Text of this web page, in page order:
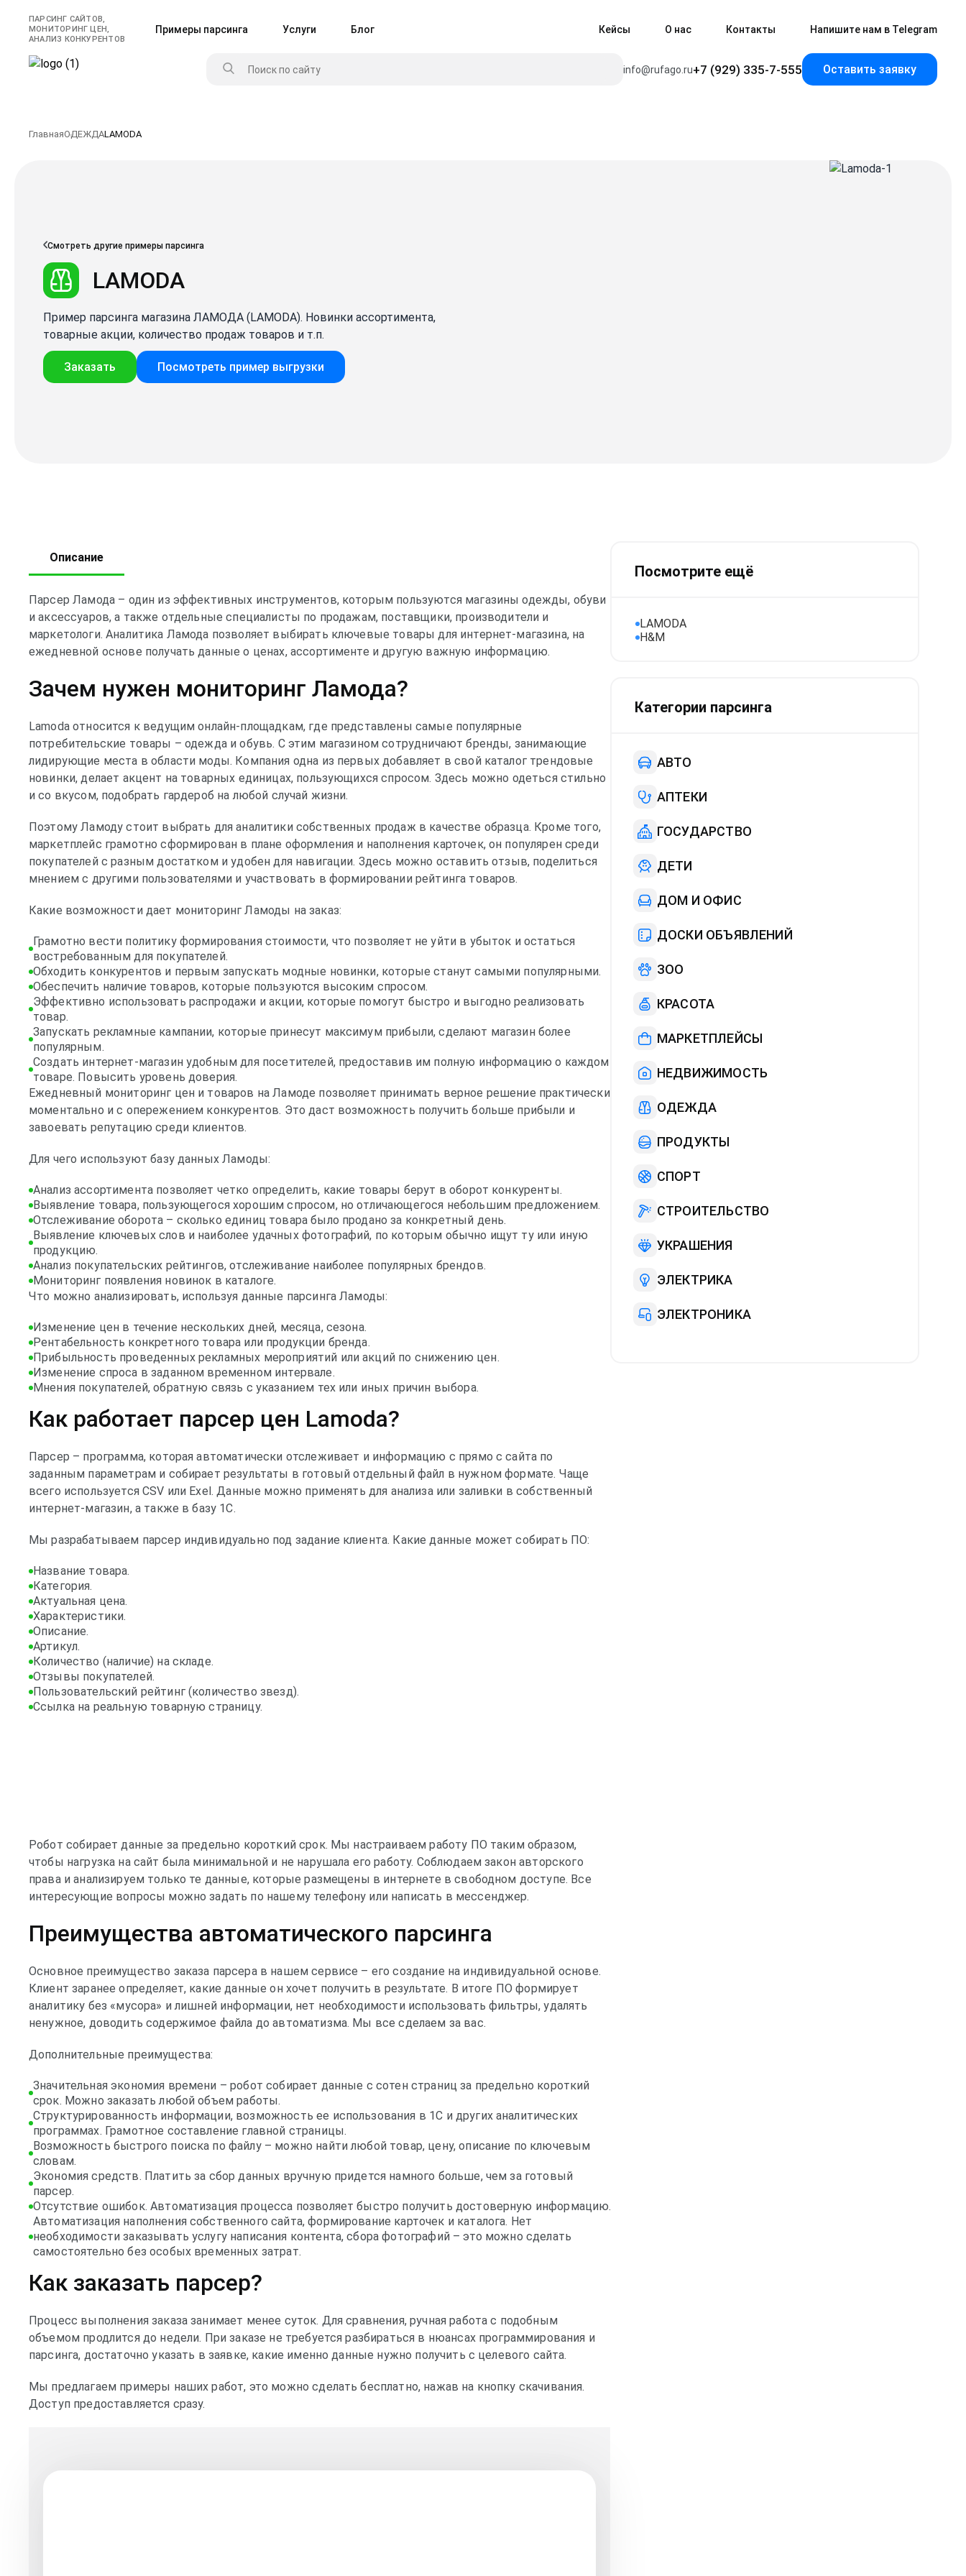
ПАРСИНГ САЙТОВ,
МОНИТОРИНГ ЦЕН,
АНАЛИЗ КОНКУРЕНТОВ
Примеры парсинга Услуги Блог Кейсы О нас Контакты Напишите нам в Telegram
info@rufago.ru+7 (929) 335-7-555 Оставить заявку
ГлавнаяОДЕЖДАLAMODA
Смотреть другие примеры парсинга
LAMODA
Пример парсинга магазина ЛАМОДА (LAMODA). Новинки ассортимента,
товарные акции, количество продаж товаров и т.п.
Заказать Посмотреть пример выгрузки
Описание
Парсер Ламода – один из эффективных инструментов, которым пользуются магазины одежды, обуви
и аксессуаров, а также отдельные специалисты по продажам, поставщики, производители и
маркетологи. Аналитика Ламода позволяет выбирать ключевые товары для интернет-магазина, на
ежедневной основе получать данные о ценах, ассортименте и другую важную информацию.
Зачем нужен мониторинг Ламода?
Lamoda относится к ведущим онлайн-площадкам, где представлены самые популярные
потребительские товары – одежда и обувь. С этим магазином сотрудничают бренды, занимающие
лидирующие места в области моды. Компания одна из первых добавляет в свой каталог трендовые
новинки, делает акцент на товарных единицах, пользующихся спросом. Здесь можно одеться стильно
и со вкусом, подобрать гардероб на любой случай жизни.
Поэтому Ламоду стоит выбрать для аналитики собственных продаж в качестве образца. Кроме того,
маркетплейс грамотно сформирован в плане оформления и наполнения карточек, он популярен среди
покупателей с разным достатком и удобен для навигации. Здесь можно оставить отзыв, поделиться
мнением с другими пользователями и участвовать в формировании рейтинга товаров.
Какие возможности дает мониторинг Ламоды на заказ:
Грамотно вести политику формирования стоимости, что позволяет не уйти в убыток и остаться
востребованным для покупателей.
Обходить конкурентов и первым запускать модные новинки, которые станут самыми популярными.
Обеспечить наличие товаров, которые пользуются высоким спросом.
Эффективно использовать распродажи и акции, которые помогут быстро и выгодно реализовать
товар.
Запускать рекламные кампании, которые принесут максимум прибыли, сделают магазин более
популярным.
Создать интернет-магазин удобным для посетителей, предоставив им полную информацию о каждом
товаре. Повысить уровень доверия.
Ежедневный мониторинг цен и товаров на Ламоде позволяет принимать верное решение практически
моментально и с опережением конкурентов. Это даст возможность получить больше прибыли и
завоевать репутацию среди клиентов.
Для чего используют базу данных Ламоды:
Анализ ассортимента позволяет четко определить, какие товары берут в оборот конкуренты.
Выявление товара, пользующегося хорошим спросом, но отличающегося небольшим предложением.
Отслеживание оборота – сколько единиц товара было продано за конкретный день.
Выявление ключевых слов и наиболее удачных фотографий, по которым обычно ищут ту или иную
продукцию.
Анализ покупательских рейтингов, отслеживание наиболее популярных брендов.
Мониторинг появления новинок в каталоге.
Что можно анализировать, используя данные парсинга Ламоды:
Изменение цен в течение нескольких дней, месяца, сезона.
Рентабельность конкретного товара или продукции бренда.
Прибыльность проведенных рекламных мероприятий или акций по снижению цен.
Изменение спроса в заданном временном интервале.
Мнения покупателей, обратную связь с указанием тех или иных причин выбора.
Как работает парсер цен Lamoda?
Парсер – программа, которая автоматически отслеживает и информацию с прямо с сайта по
заданным параметрам и собирает результаты в готовый отдельный файл в нужном формате. Чаще
всего используется CSV или Exel. Данные можно применять для анализа или заливки в собственный
интернет-магазин, а также в базу 1С.
Мы разрабатываем парсер индивидуально под задание клиента. Какие данные может собирать ПО:
Название товара.
Категория.
Актуальная цена.
Характеристики.
Описание.
Артикул.
Количество (наличие) на складе.
Отзывы покупателей.
Пользовательский рейтинг (количество звезд).
Ссылка на реальную товарную страницу.
Робот собирает данные за предельно короткий срок. Мы настраиваем работу ПО таким образом,
чтобы нагрузка на сайт была минимальной и не нарушала его работу. Соблюдаем закон авторского
права и анализируем только те данные, которые размещены в интернете в свободном доступе. Все
интересующие вопросы можно задать по нашему телефону или написать в мессенджер.
Преимущества автоматического парсинга
Основное преимущество заказа парсера в нашем сервисе – его создание на индивидуальной основе.
Клиент заранее определяет, какие данные он хочет получить в результате. В итоге ПО формирует
аналитику без «мусора» и лишней информации, нет необходимости использовать фильтры, удалять
ненужное, доводить содержимое файла до автоматизма. Мы все сделаем за вас.
Дополнительные преимущества:
Значительная экономия времени – робот собирает данные с сотен страниц за предельно короткий
срок. Можно заказать любой объем работы.
Структурированность информации, возможность ее использования в 1С и других аналитических
программах. Грамотное составление главной страницы.
Возможность быстрого поиска по файлу – можно найти любой товар, цену, описание по ключевым
словам.
Экономия средств. Платить за сбор данных вручную придется намного больше, чем за готовый
парсер.
Отсутствие ошибок. Автоматизация процесса позволяет быстро получить достоверную информацию.
Автоматизация наполнения собственного сайта, формирование карточек и каталога. Нет
необходимости заказывать услугу написания контента, сбора фотографий – это можно сделать
самостоятельно без особых временных затрат.
Как заказать парсер?
Процесс выполнения заказа занимает менее суток. Для сравнения, ручная работа с подобным
объемом продлится до недели. При заказе не требуется разбираться в нюансах программирования и
парсинга, достаточно указать в заявке, какие именно данные нужно получить с целевого сайта.
Мы предлагаем примеры наших работ, это можно сделать бесплатно, нажав на кнопку скачивания.
Доступ предоставляется сразу.
Посмотрите ещё
LAMODA
H&M
Категории парсинга
АВТО
АПТЕКИ
ГОСУДАРСТВО
ДЕТИ
ДОМ И ОФИС
ДОСКИ ОБЪЯВЛЕНИЙ
ЗОО
КРАСОТА
МАРКЕТПЛЕЙСЫ
НЕДВИЖИМОСТЬ
ОДЕЖДА
ПРОДУКТЫ
СПОРТ
СТРОИТЕЛЬСТВО
УКРАШЕНИЯ
ЭЛЕКТРИКА
ЭЛЕКТРОНИКА